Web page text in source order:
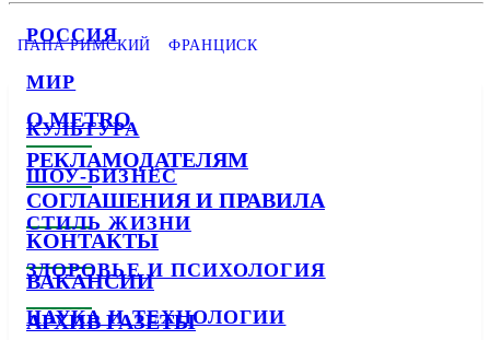
РОССИЯ
МИР
КУЛЬТУРА
ШОУ-БИЗНЕС
СТИЛЬ ЖИЗНИ
ЗДОРОВЬЕ И ПСИХОЛОГИЯ
НАУКА И ТЕХНОЛОГИИ
ПАПА РИМСКИЙ ФРАНЦИСК
О METRO
РЕКЛАМОДАТЕЛЯМ
СОГЛАШЕНИЯ И ПРАВИЛА
КОНТАКТЫ
ВАКАНСИИ
АРХИВ ГАЗЕТЫ